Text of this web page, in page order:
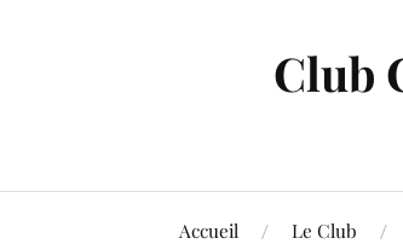
Club
Accueil Le Club